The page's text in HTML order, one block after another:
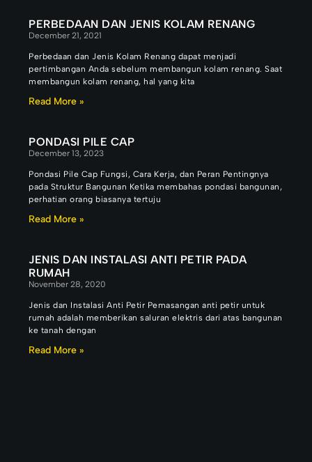
PERBEDAAN DAN JENIS KOLAM RENANG
December 21, 2021
Perbedaan dan Jenis Kolam Renang dapat menjadi
pertimbangan Anda sebelum membangun kolam renang. Saat
membangun kolam renang, hal yang kita
Read More »
PONDASI PILE CAP
December 13, 2023
Pondasi Pile Cap Fungsi, Cara Kerja, dan Peran Pentingnya
pada Struktur Bangunan Ketika membahas pondasi bangunan,
perhatian orang biasanya tertuju
Read More »
JENIS DAN INSTALASI ANTI PETIR PADA
RUMAH
November 28, 2020
Jenis dan Instalasi Anti Petir Pemasangan anti petir untuk
rumah adalah memberikan saluran elektris dari atas bangunan
ke tanah dengan
Read More »